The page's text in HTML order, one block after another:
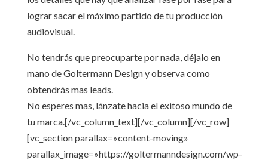
lograr sacar el máximo partido de tu producción
audiovisual.
No tendrás que preocuparte por nada, déjalo en
mano de Goltermann Design y observa como
obtendrás mas leads.
No esperes mas, lánzate hacia el exitoso mundo de
tu marca.[/vc_column_text][/vc_column][/vc_row]
[vc_section parallax=»content-moving»
parallax_image=»https://goltermanndesign.com/wp-